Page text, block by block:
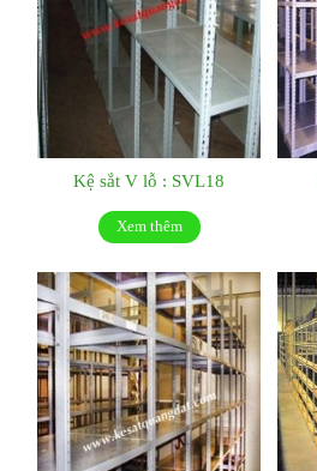
Kệ sắt V lỗ : SVL18
Xem thêm